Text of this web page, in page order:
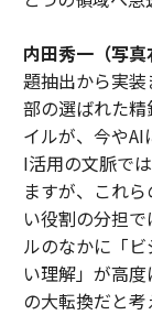
内田秀一（写真
題抽出から実
部の選ばれた
イルが、今や
I活用の文脈で
ますが、これ
い役割の分担
ルのなかに「
い理解」が高
の大転換だと考